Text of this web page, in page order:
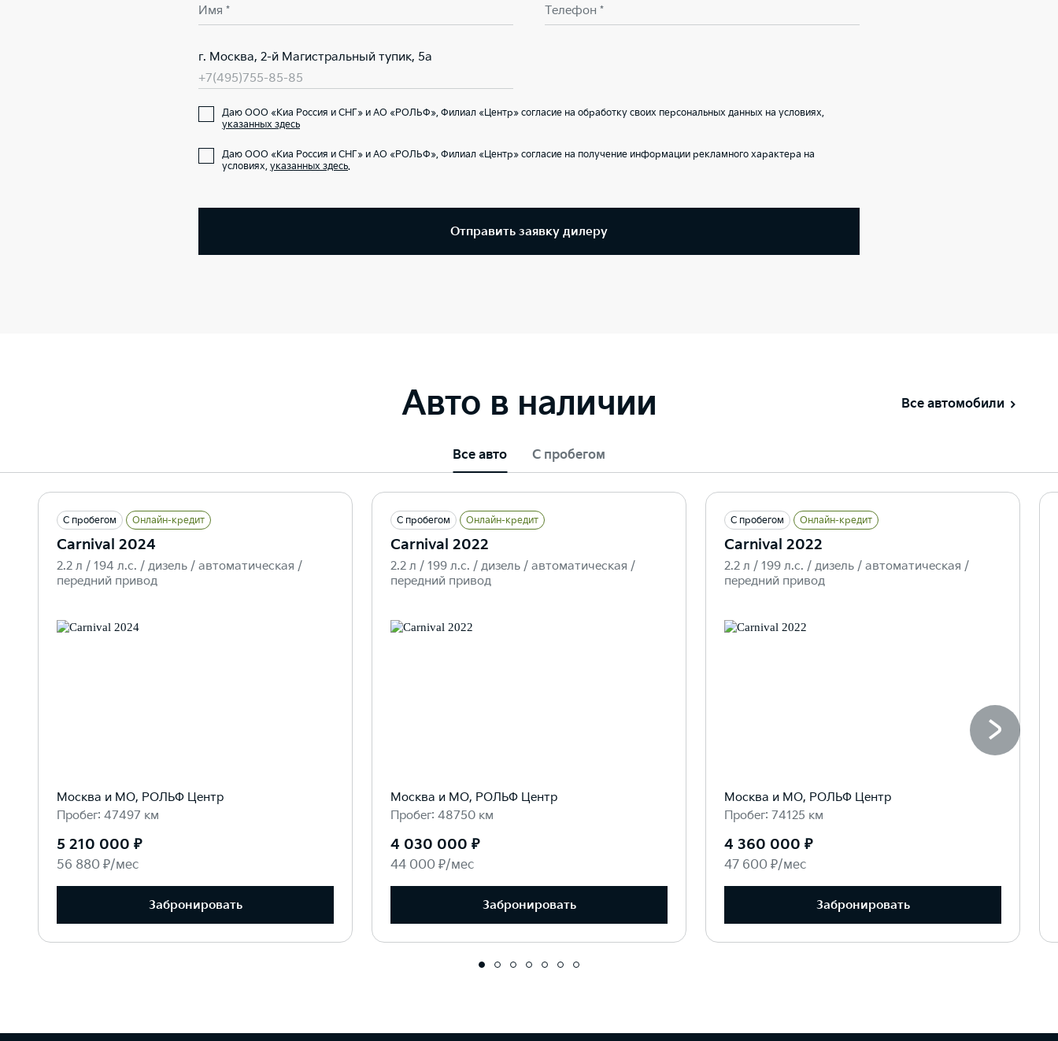
Имя * Телефон *
г. Москва, 2-й Магистральный тупик, 5а
+7(495)755-85-85
Даю ООО «Киа Россия и СНГ» и АО «РОЛЬФ», Филиал «Центр» согласие на обработку своих персональных данных на условиях,
указанных здесь
Даю ООО «Киа Россия и СНГ» и АО «РОЛЬФ», Филиал «Центр» согласие на получение информации рекламного характера на
условиях, указанных здесь.
Отправить заявку дилеру
Авто в наличии Все автомобили
Все авто С пробегом
С пробегом Онлайн-кредит
Carnival 2024
2.2 л / 194 л.c. / дизель / автоматическая /
передний привод
Москва и МО, РОЛЬФ Центр
Пробег: 47497 км
5 210 000 ₽
56 880 ₽/мес
Забронировать
С пробегом Онлайн-кредит
Carnival 2022
2.2 л / 199 л.c. / дизель / автоматическая /
передний привод
Москва и МО, РОЛЬФ Центр
Пробег: 48750 км
4 030 000 ₽
44 000 ₽/мес
Забронировать
С пробегом Онлайн-кредит
Carnival 2022
2.2 л / 199 л.c. / дизель / автоматическая /
передний привод
Москва и МО, РОЛЬФ Центр
Пробег: 74125 км
4 360 000 ₽
47 600 ₽/мес
Забронировать